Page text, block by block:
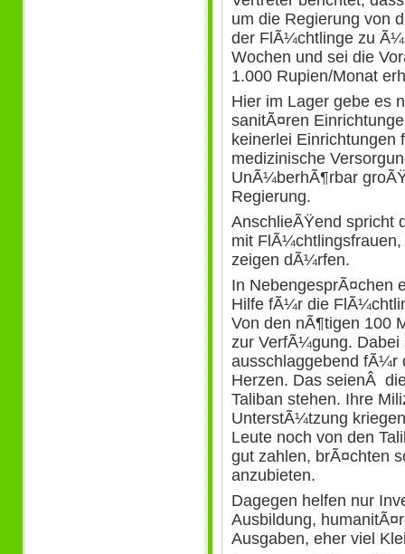
um die Regierung von
der FlÃ¼chtlinge zu
Wochen und sei die
1.000 Rupien/Monat
Hier im Lager gebe es
sanitÃ¤ren
keinerlei Einrichtungen
medizinische
UnÃ¼berhÃ¶rbar
Regierung.
AnschlieÃŸend spricht
mit
zeigen dÃ¼rfen.
In NebengesprÃ¤chen
Hilfe fÃ¼r die
Von den nÃ¶tigen 100
zur VerfÃ¼gung. Dabei
ausschlaggebend fÃ¼r
Herzen. Das seienÂ
Taliban stehen. Ihre
UnterstÃ¼tzung
Leute noch von den
gut zahlen, brÃ¤chten
anzubieten.
Dagegen helfen nur
Ausbildung,
Ausgaben, eher viel